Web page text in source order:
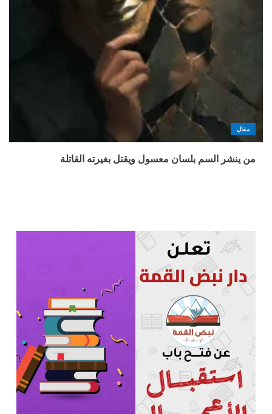
مقال
من ينشر السم بلسان معسول ويقتل بغيرته القاتلة